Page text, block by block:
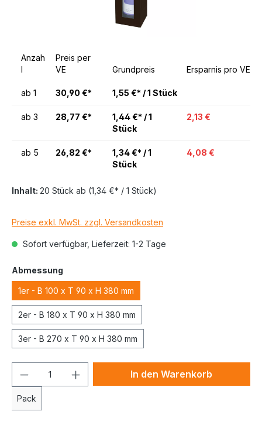
Anzah
l
Preis per
VE
Grundpreis Ersparnis pro VE
ab 1 30,90 €* 1,55 €* / 1 Stück
ab 3 28,77 €*
1,44 €* / 1
Stück
2,13 €
ab 5 26,82 €*
1,34 €* / 1
Stück
4,08 €
Inhalt: 20 Stück ab (1,34 €* / 1 Stück)
Preise exkl. MwSt. zzgl. Versandkosten
Sofort verfügbar, Lieferzeit: 1-2 Tage
Abmessung
1er - B 100 x T 90 x H 380 mm
2er - B 180 x T 90 x H 380 mm
3er - B 270 x T 90 x H 380 mm
Pack
In den Warenkorb